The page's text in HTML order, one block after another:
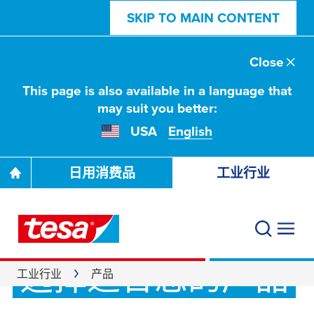
SKIP TO MAIN CONTENT
This page is also available in a language that
may suit you better:
USA
English
Close
日用消费品 工业行业
工业行业 产品
工业粘接胶带
选择适合您的产品